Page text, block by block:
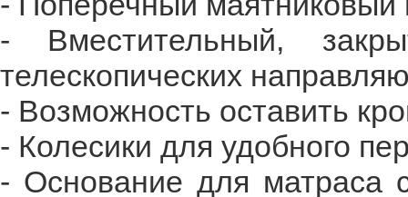
- Вместительный,
телескопических
- Возможность оставить
- Колесики для удобного
- Основание для матраса